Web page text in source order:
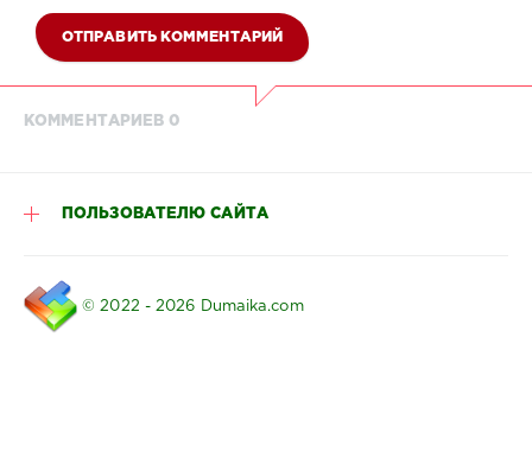
ОТПРАВИТЬ КОММЕНТАРИЙ
КОММЕНТАРИЕВ 0
ПОЛЬЗОВАТЕЛЮ САЙТА
© 2022 - 2026 Dumaika.com